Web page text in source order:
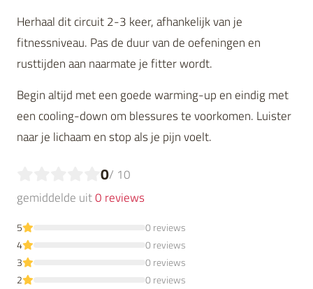
Herhaal dit circuit 2-3 keer, afhankelijk van je
fitnessniveau. Pas de duur van de oefeningen en
rusttijden aan naarmate je fitter wordt.
Begin altijd met een goede warming-up en eindig met
een cooling-down om blessures te voorkomen. Luister
naar je lichaam en stop als je pijn voelt.
0/ 10
gemiddelde uit0 reviews
5
0 reviews
4
0 reviews
3
0 reviews
2
0 reviews